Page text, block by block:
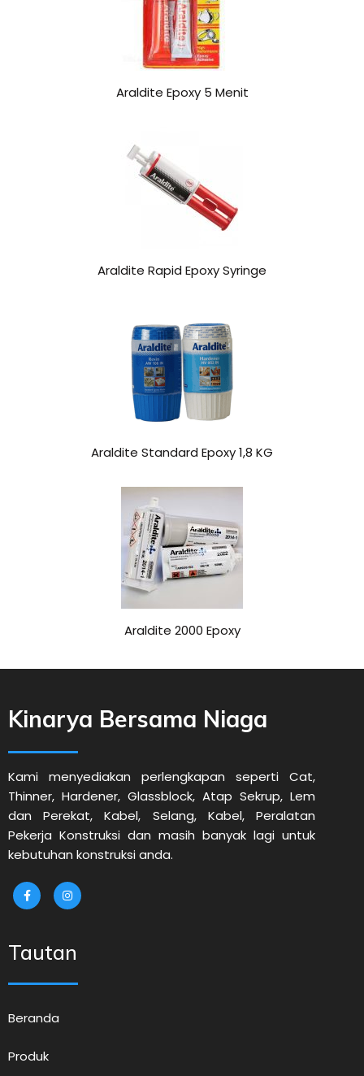
Araldite Epoxy 5 Menit
Araldite Rapid Epoxy Syringe
Araldite Standard Epoxy 1,8 KG
Araldite 2000 Epoxy
Kinarya Bersama Niaga
Kami menyediakan perlengkapan seperti Cat,
Thinner, Hardener, Glassblock, Atap Sekrup, Lem
dan Perekat, Kabel, Selang, Kabel, Peralatan
Pekerja Konstruksi dan masih banyak lagi untuk
kebutuhan konstruksi anda.
Tautan
Beranda
Produk